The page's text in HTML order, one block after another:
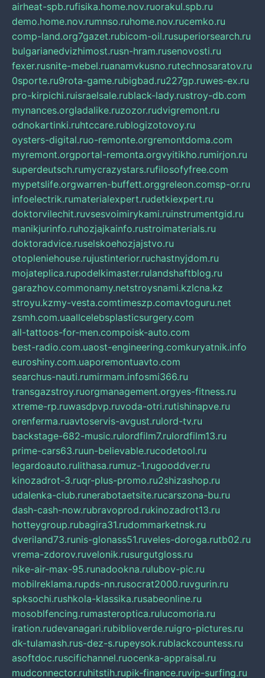
airheat-spb.rufisika.home.nov.ruorakul.spb.ru
demo.home.nov.rumnso.ruhome.nov.rucemko.ru
comp-land.org7gazet.rubicom-oil.rusuperiorsearch.ru
bulgarianedvizhimost.rusn-hram.rusenovosti.ru
fexer.rusnite-mebel.ruanamvkusno.rutechnosaratov.ru
0sporte.ru9rota-game.rubigbad.ru227gp.ruwes-ex.ru
pro-kirpichi.ruisraelsale.rublack-lady.rustroy-db.com
mynances.orgladalike.ruzozor.rudvigremont.ru
odnokartinki.ruhtccare.rublogizotovoy.ru
oysters-digital.ruo-remonte.orgremontdoma.com
myremont.orgportal-remonta.orgvyitikho.rumirjon.ru
superdeutsch.rumycrazystars.rufilosofyfree.com
mypetslife.orgwarren-buffett.orggreleon.comsp-or.ru
infoelectrik.rumaterialexpert.rudetkiexpert.ru
doktorvilechit.ruvsesvoimirykami.ruinstrumentgid.ru
manikjurinfo.ruhozjajkainfo.rustroimaterials.ru
doktoradvice.ruselskoehozjajstvo.ru
otopleniehouse.rujustinterior.ruchastnyjdom.ru
mojateplica.rupodelkimaster.rulandshaftblog.ru
garazhov.commonamy.netstroysnami.kzlcna.kz
stroyu.kzmy-vesta.comtimeszp.comavtoguru.net
zsmh.com.uaallcelebsplasticsurgery.com
all-tattoos-for-men.compoisk-auto.com
best-radio.com.uaost-engineering.comkuryatnik.info
euroshiny.com.uaporemontuavto.com
searchus-nauti.rumirmam.infosmi366.ru
transgazstroy.ruorgmanagement.orgyes-fitness.ru
xtreme-rp.ruwasdpvp.ruvoda-otri.rutishinapve.ru
orenferma.ruavtoservis-avgust.rulord-tv.ru
backstage-682-music.rulordfilm7.rulordfilm13.ru
prime-cars63.ruun-believable.rucodetool.ru
legardoauto.rulithasa.rumuz-1.rugooddver.ru
kinozadrot-3.ruqr-plus-promo.ru2shizashop.ru
udalenka-club.runerabotaetsite.rucarszona-bu.ru
dash-cash-now.rubravoprod.rukinozadrot13.ru
hotteygroup.rubagira31.rudommarketnsk.ru
dveriland73.runis-glonass51.ruveles-doroga.rutb02.ru
vrema-zdorov.ruvelonik.rusurgutgloss.ru
nike-air-max-95.runadookna.rulubov-pic.ru
mobilreklama.rupds-nn.rusocrat2000.ruvgurin.ru
spksochi.rushkola-klassika.rusabeonline.ru
mosoblfencing.rumasteroptica.rulucomoria.ru
iration.rudevanagari.rubiblioverde.ruigro-pictures.ru
dk-tulamash.rus-dez-s.rupeysok.rublackcountess.ru
asoftdoc.ruscifichannel.ruocenka-appraisal.ru
mudconnector.ruhitstih.rupik-finance.ruvip-surfing.ru